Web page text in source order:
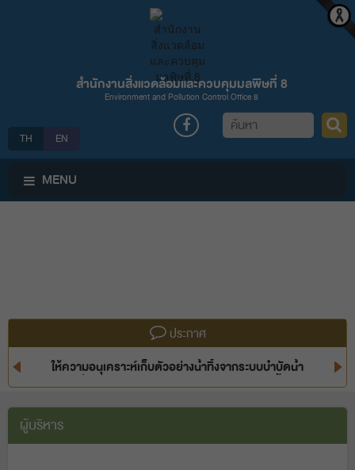
สำนักงานสิ่งแวดล้อมและควบคุมมลพิษที่ 8
Environment and Pollution Control Office 8
TH EN
ค้นหา
MENU
ประกาศ
ให้ความอนุเคราะห์เก็บตัวอย่างน้ำทิ้งจากระบบบำบัดน้ำ
เสีย เพื่อตรวจสอบประสิทธิภาพของระบบบำบัดน้ำเสีย
ผู้บริหาร